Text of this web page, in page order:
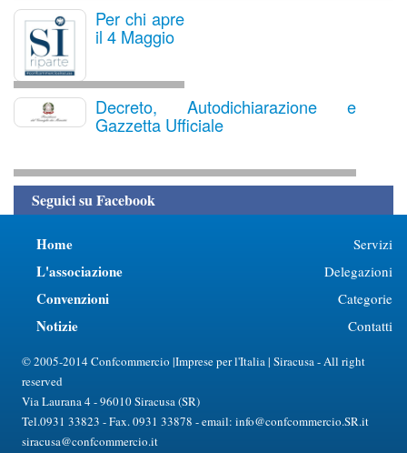
Per chi apre
il 4 Maggio
Decreto, Autodichiarazione e
Gazzetta Ufficiale
Seguici su Facebook
Home
L'associazione
Convenzioni
Notizie
Servizi
Delegazioni
Categorie
Contatti
© 2005-2014 Confcommercio |Imprese per l'Italia | Siracusa - All right
reserved
Via Laurana 4 - 96010 Siracusa (SR)
Tel.0931 33823 - Fax. 0931 33878 - email: info@confcommercio.SR.it
siracusa@confcommercio.it